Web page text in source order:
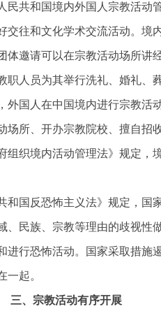
共和国境内外国人宗教活动
往和文化学术交流活动。境
邀请可以在宗教活动场所讲
人员为其举行洗礼、婚礼、
国人在中国境内进行宗教活
所、开办宗教院校、擅自招
织境内活动管理法》规定，
国反恐怖主义法》规定，国
民族、宗教等理由的歧视性
行恐怖活动。国家采取措
起。
三、宗教活动有序开展